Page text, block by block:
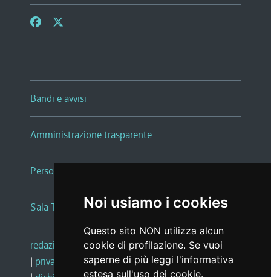
Noi usiamo i cookies
Questo sito NON utilizza alcun
cookie di profilazione. Se vuoi
saperne di più leggi l'informativa
estesa sull'uso dei cookie.
Bandi e avvisi
Amministrazione trasparente
Persone e Uffici
Sala Tiziano Tessitori
redazione web |note legali |glossario
| privacy
social media policy